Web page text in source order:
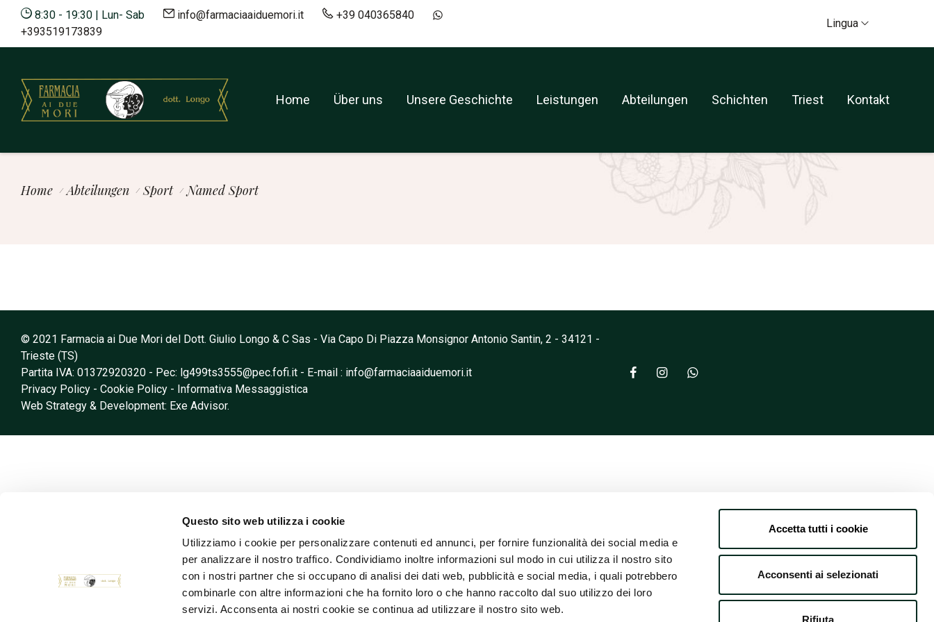
Questo sito web utilizza i cookie
Utilizziamo i cookie per personalizzare contenuti ed annunci, per fornire funzionalità dei social media e
per analizzare il nostro traffico. Condividiamo inoltre informazioni sul modo in cui utilizza il nostro sito
con i nostri partner che si occupano di analisi dei dati web, pubblicità e social media, i quali potrebbero
combinarle con altre informazioni che ha fornito loro o che hanno raccolto dal suo utilizzo dei loro
servizi. Acconsenta ai nostri cookie se continua ad utilizzare il nostro sito web.
Accetta tutti i cookie
Acconsenti ai selezionati
Rifiuta
8:30 - 19:30 | Mo. - Sa. info@farmaciaaiduemori.it +39 040365840
8:30 - 19:30 | Lun- Sab info@farmaciaaiduemori.it
+39 040365840
+393519173839
Lingua
Home Über uns Unsere Geschichte Leistungen Abteilungen Schichten Triest Kontakt
Home Abteilungen Sport Named Sport
© 2021 Farmacia ai Due Mori del Dott. Giulio Longo & C Sas - Via Capo Di Piazza Monsignor Antonio Santin, 2 - 34121 -
Trieste (TS)
Partita IVA: 01372920320 - Pec: lg499ts3555@pec.fofi.it - E-mail : info@farmaciaaiduemori.it
Privacy Policy - Cookie Policy - Informativa Messaggistica
Web Strategy & Development: Exe Advisor.